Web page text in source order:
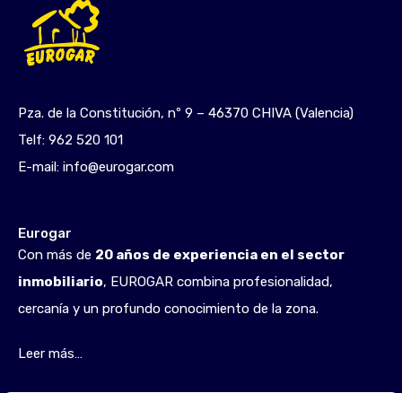
Pza. de la Constitución, nº 9 – 46370 CHIVA (Valencia)
Telf: 962 520 101
E-mail: info@eurogar.com
Eurogar
Con más de 20 años de experiencia en el sector
inmobiliario, EUROGAR combina profesionalidad,
cercanía y un profundo conocimiento de la zona.
Leer más…